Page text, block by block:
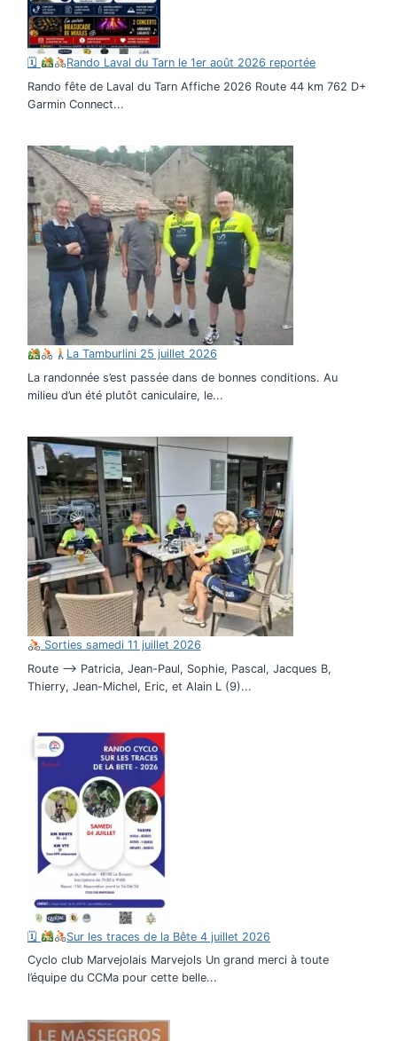
🗓
Rando Laval du Tarn le 1er août 2026 reportée
Rando fête de Laval du Tarn Affiche 2026 Route 44 km 762 D+
Garmin Connect...
La Tamburlini 25 juillet 2026
La randonnée s’est passée dans de bonnes conditions. Au
milieu d’un été plutôt caniculaire, le...
Sorties samedi 11 juillet 2026
Route –> Patricia, Jean-Paul, Sophie, Pascal, Jacques B,
Thierry, Jean-Michel, Eric, et Alain L (9)...
🗓
Sur les traces de la Bête 4 juillet 2026
Cyclo club Marvejolais Marvejols Un grand merci à toute
l’équipe du CCMa pour cette belle...